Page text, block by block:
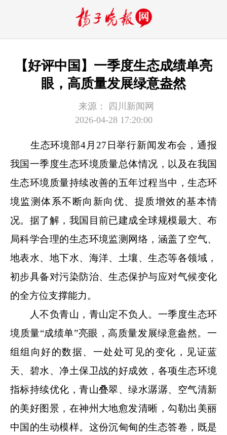
【好评中国】一季度生态成绩单亮
眼，高质量发展绿意盎然
来源：
四川新闻网
2026-04-28 17:20:00
生态环境部4月27日举行新闻发布会，通报
我国一季度生态环境质量总体情况，以及在我国
生态环境质量持续改善的五年过程当中，生态环
境监测体系不断向新向优、提质增效的基本情
况。据了解，我国目前已建成全球规模最大、布
局科学合理的生态环境监测网络，涵盖了空气、
地表水、地下水、海洋、土壤、生态等各领域，
初步具备对污染防治、生态保护与应对气候变化
的全方位支撑能力。
人不负青山，青山定不负人。一季度生态环
境质量“成绩单”亮眼，高质量发展绿意盎然。一
组组向好的数据、一处处可见的变化，见证蓝
天、碧水、净土保卫战的好成效，各项生态环境
指标持续优化，青山叠翠、绿水潺潺、空气清新
的美好图景，在神州大地愈发清晰，勾勒出美丽
中国的生动模样。这份沉甸甸的生态答卷，既是